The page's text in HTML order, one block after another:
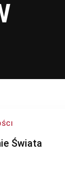
Świata